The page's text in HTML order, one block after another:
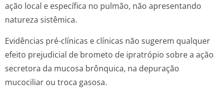
ação local e específica no pulmão, não apresentando
natureza sistêmica.
Evidências pré-clínicas e clínicas não sugerem qualquer
efeito prejudicial de brometo de ipratrópio sobre a ação
secretora da mucosa brônquica, na depuração
mucociliar ou troca gasosa.